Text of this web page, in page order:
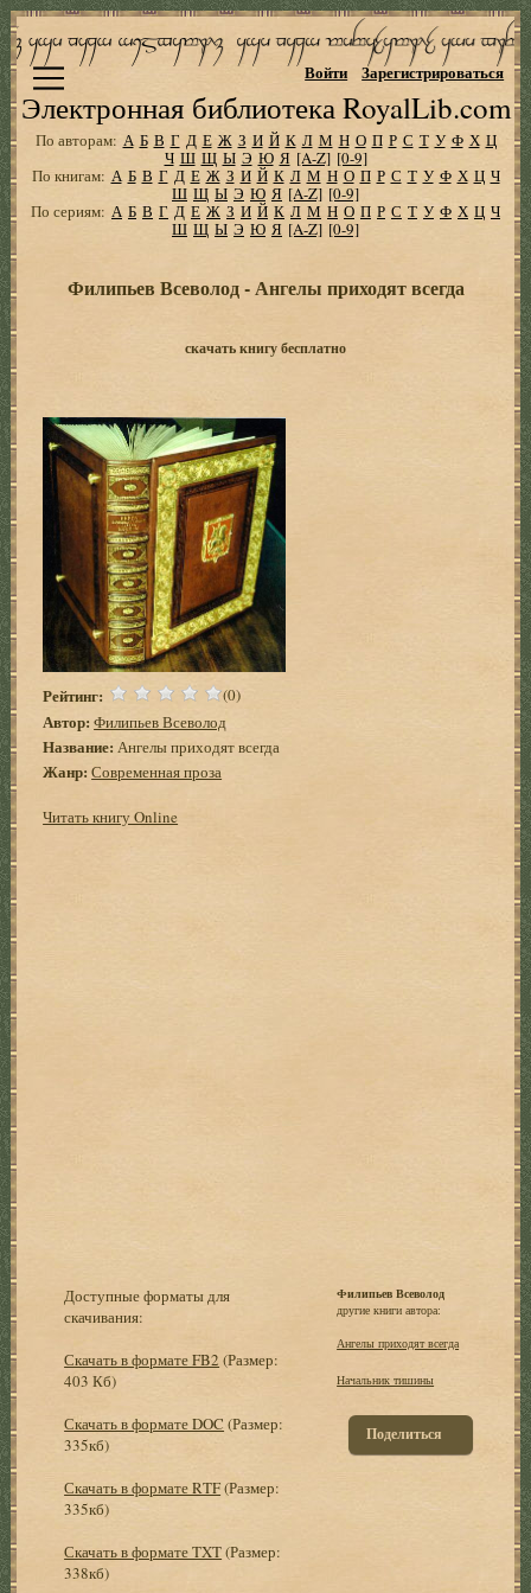
Электронная библиотека RoyalLib.com
Войти Зарегистрироваться
По авторам: А Б В Г Д Е Ж З И Й К Л М Н О П Р С Т У Ф Х Ц
Ч Ш Щ Ы Э Ю Я [A-Z] [0-9]
По книгам: А Б В Г Д Е Ж З И Й К Л М Н О П Р С Т У Ф Х Ц Ч
Ш Щ Ы Э Ю Я [A-Z] [0-9]
По сериям: А Б В Г Д Е Ж З И Й К Л М Н О П Р С Т У Ф Х Ц Ч
Ш Щ Ы Э Ю Я [A-Z] [0-9]
Филипьев Всеволод - Ангелы приходят всегда
скачать книгу бесплатно
Рейтинг: (0)
Автор: Филипьев Всеволод
Название: Ангелы приходят всегда
Жанр: Современная проза
Читать книгу Online
Доступные форматы для
скачивания:
Скачать в формате FB2 (Размер:
403 Кб)
Скачать в формате DOC (Размер:
335кб)
Скачать в формате RTF(Размер:
335кб)
Скачать в формате TXT(Размер:
338кб)
Филипьев Всеволод
другие книги автора:
Ангелы приходят всегда
Начальник тишины
Поделиться